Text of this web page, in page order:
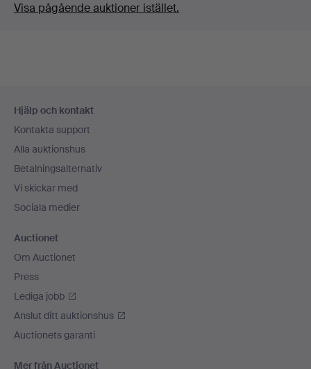
Visa pågående auktioner istället.
Hjälp och kontakt
Kontakta support
Alla auktionshus
Betalningsalternativ
Vi skickar med
Sociala medier
Auctionet
Om Auctionet
Press
Lediga jobb
Anslut ditt auktionshus
Auctionets garanti
Mer från Auctionet